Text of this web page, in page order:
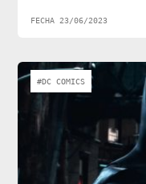
FECHA 23/06/2023
#DC COMICS